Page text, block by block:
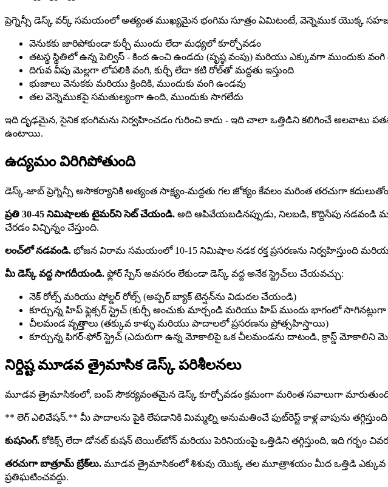
ప్రెగ్నెన్సీ డెస్క్ వర్క్ సమయంలో అత్యంత ముఖ్యమైన భంగిమ సూత్రం ఏమిటంటే, వెన్నెముక యొక్క సహజ
వెనుకకు జారిపోకుండా కుర్చీ ముందు లేదా మధ్యలో కూర్చోవడం
తటస్థ స్థితిలో ఉన్న పెల్విస్ - కింద ఉంచి ఉండదు (పృష్ఠ వంపు) మరియు ఎక్కువగా ముందుకు వంగి
దిగువ వీపు మెల్లగా లోపలికి వంగి, కుర్చీ లేదా కటి రోల్‌తో మద్దతు ఇస్తుంది
భుజాలు వెనుకకు మరియు క్రిందికి, ముందుకు వంగి ఉండవు
తల వెన్నెముకపై సమతుల్యంగా ఉంది, ముందుకు సాగలేదు
ఇది దృఢమైన, సైనిక భంగిమను నిర్వహించడం గురించి కాదు - ఇది చాలా ఒత్తిడిని కలిగించే అలవాటు
ఉంటాయి.
ఉద్యమం విరిగిపోతుంది
డెస్క్-జాబ్ ప్రెగ్నెన్సీ అసౌకర్యానికి అత్యంత సాక్ష్యం-మద్దతు గల జోక్యం కేవలం మరింత తరచుగా
ప్రతి 30-45 నిమిషాలకు టైమర్‌ని సెట్ చేయండి. అది ఆపివేయబడినప్పుడు, నిలబడి, కొద్దిసేపు నడవండి
చేరడం విచ్ఛిన్నం చేస్తుంది.
లంచ్‌లో నడవండి. భోజన విరామ సమయంలో 10-15 నిమిషాల నడక రక్త ప్రసరణను నిర్వహిస్తుంది
మీ డెస్క్ వద్ద సాగదీయండి. ఫ్లోర్ స్పేస్ అవసరం లేకుండా డెస్క్ వద్ద అనేక స్ట్రెచ్‌లు చేయవచ్చు:
నెక్ రోల్స్ మరియు షోల్డర్ రోల్స్ (అప్పర్ బ్యాక్ టెన్షన్‌ను విడుదల చేయండి)
కూర్చున్న హిప్ ఫ్లెక్సర్ స్ట్రెచ్ (కుర్చీ అంచుకు మార్చండి మరియు హిప్ ముందు భాగంలో
చీలమండ వృత్తాలు (తక్కువ కాళ్ళు మరియు పాదాలలో ప్రసరణను ప్రోత్సహిస్తాయి)
కూర్చున్న ఫిగర్-ఫోర్ స్ట్రెచ్ (ఎదురుగా ఉన్న మోకాలిపై ఒక చీలమండను దాటండి, క్రాస్డ్ మోకాలిని
నిర్దిష్ట మూడవ త్రైమాసిక డెస్క్ పరిశీలనలు
మూడవ త్రైమాసికంలో, బంప్ సౌకర్యవంతమైన డెస్క్ కూర్చోవడం క్రమంగా మరింత సవాలుగా మారుతుంది.
** లెగ్ ఎలివేషన్.** మీ పాదాలను పైకి లేపడానికి మిమ్మల్ని అనుమతించే ఫుట్‌రెస్ట్ కాళ్ల వాపును తగ్గిస్తుంది
కుషనింగ్. కోకిక్స్ లేదా డోనట్ కుషన్ టెయిల్‌బోన్ మరియు పెరినియంపై ఒత్తిడిని తగ్గిస్తుంది, ఇది గర్భం
తరచుగా బాత్రూమ్ బ్రేక్‌లు. మూడవ త్రైమాసికంలో శిశువు యొక్క తల మూత్రాశయం మీద ఒత్తిడి
ప్రతిఘటించవద్దు.